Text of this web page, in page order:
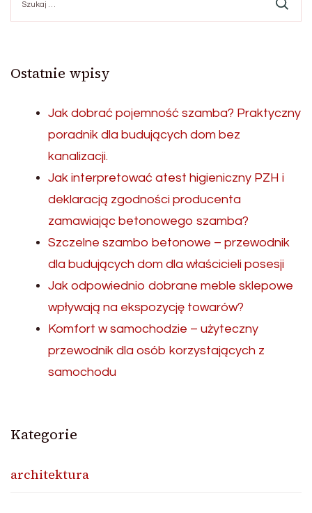
Ostatnie wpisy
Jak dobrać pojemność szamba? Praktyczny
poradnik dla budujących dom bez
kanalizacji.
Jak interpretować atest higieniczny PZH i
deklaracją zgodności producenta
zamawiając betonowego szamba?
Szczelne szambo betonowe – przewodnik
dla budujących dom dla właścicieli posesji
Jak odpowiednio dobrane meble sklepowe
wpływają na ekspozycję towarów?
Komfort w samochodzie – użyteczny
przewodnik dla osób korzystających z
samochodu
Kategorie
architektura